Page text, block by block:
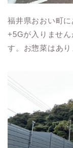
福井県おおい町
+5Gが入りませ
す。お惣菜はあり